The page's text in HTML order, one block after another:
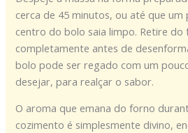
cerca de 45 minutos, ou até que
centro do bolo saia limpo. Retire
completamente antes de
bolo pode ser regado com um
desejar, para realçar o sabor.
O aroma que emana do forno
cozimento é simplesmente divino,